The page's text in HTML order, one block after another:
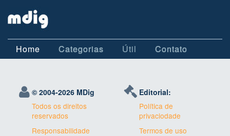
Home Categorias Útil Contato
© 2004-2026 MDig
Todos os direitos
reservados
Responsabilidade
Editorial:
Política de
privaciodade
Termos de uso